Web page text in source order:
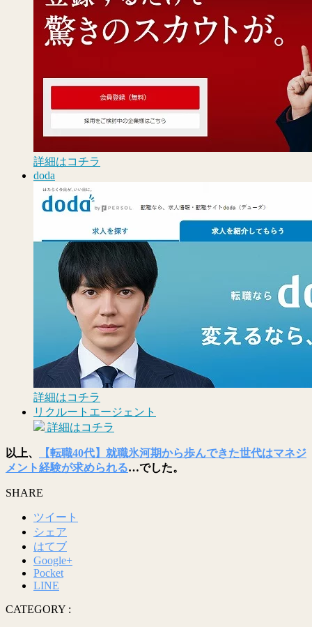
詳細はコチラ
doda
詳細はコチラ
リクルートエージェント
詳細はコチラ
以上、
【転職40代】就職氷河期から歩んできた世代はマネジ
メント経験が求められる…でした。
SHARE
ツイート
シェア
はてブ
Google+
Pocket
LINE
CATEGORY :